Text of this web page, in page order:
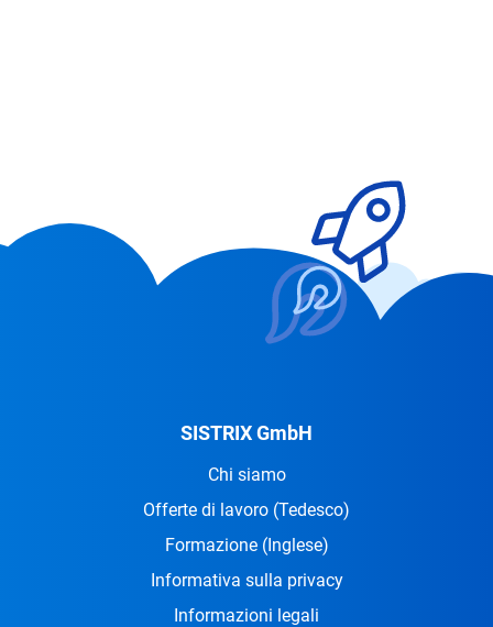
SISTRIX GmbH
Chi siamo
Offerte di lavoro (Tedesco)
Formazione (Inglese)
Informativa sulla privacy
Informazioni legali